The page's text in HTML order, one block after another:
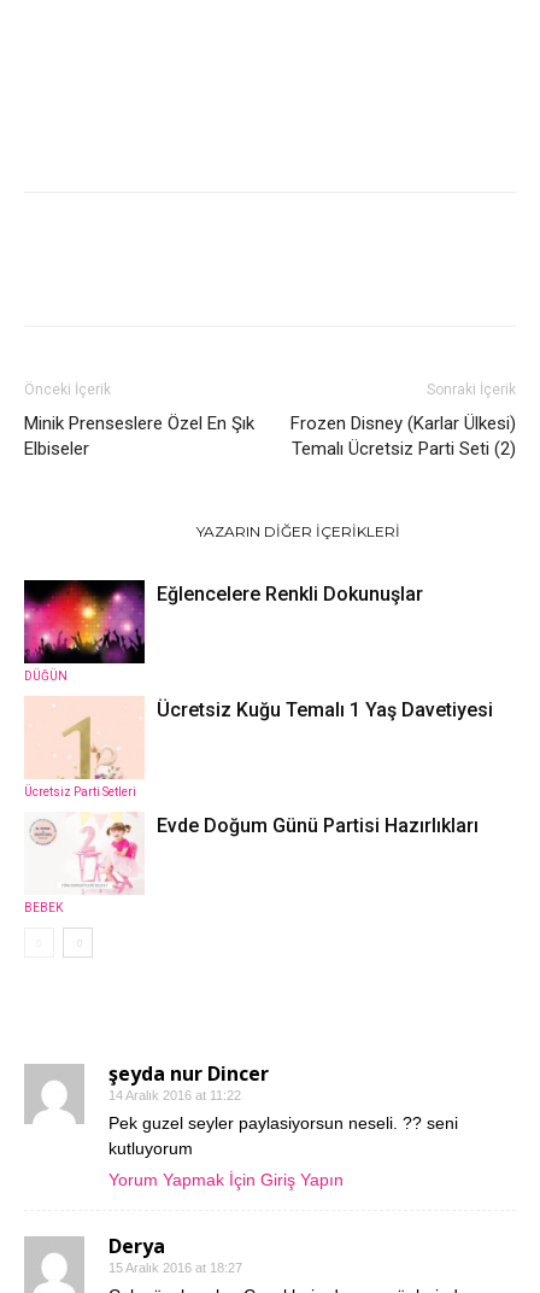
Önceki İçerik
Minik Prenseslere Özel En Şık
Elbiseler
Sonraki İçerik
Frozen Disney (Karlar Ülkesi)
Temalı Ücretsiz Parti Seti (2)
YAZARIN DIĞER İÇERIKLERI
DÜĞÜN
Eğlencelere Renkli Dokunuşlar
Ücretsiz Parti Setleri
Ücretsiz Kuğu Temalı 1 Yaş Davetiyesi
BEBEK
Evde Doğum Günü Partisi Hazırlıkları
şeyda nur Dincer
14 Aralık 2016 at 11:22
Pek guzel seyler paylasiyorsun neseli. ?? seni
kutluyorum
Yorum Yapmak İçin Giriş Yapın
Derya
15 Aralık 2016 at 18:27